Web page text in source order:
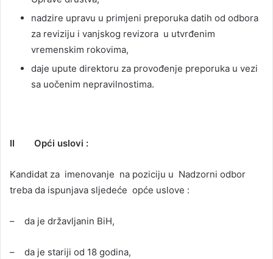
nadzire upravu u primjeni preporuka datih od odbora
za reviziju i vanjskog revizora u utvrđenim
vremenskim rokovima,
daje upute direktoru za provođenje preporuka u vezi
sa uočenim nepravilnostima.
II Opći uslovi :
Kandidat za imenovanje na poziciju u Nadzorni odbor
treba da ispunjava sljedeće opće uslove :
– da je državljanin BiH,
– da je stariji od 18 godina,